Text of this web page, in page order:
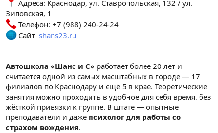
Адреса: Краснодар, ул. Ставропольская, 132 / ул.
Зиповская, 1
Телефон: +7 (988) 240-24-24
Сайт: shans23.ru
Автошкола «Шанс и С» работает более 20 лет и
считается одной из самых масштабных в городе — 17
филиалов по Краснодару и ещё 5 в крае. Теоретические
занятия можно проходить в удобное для себя время, без
жёсткой привязки к группе. В штате — опытные
преподаватели и даже психолог для работы со
страхом вождения.